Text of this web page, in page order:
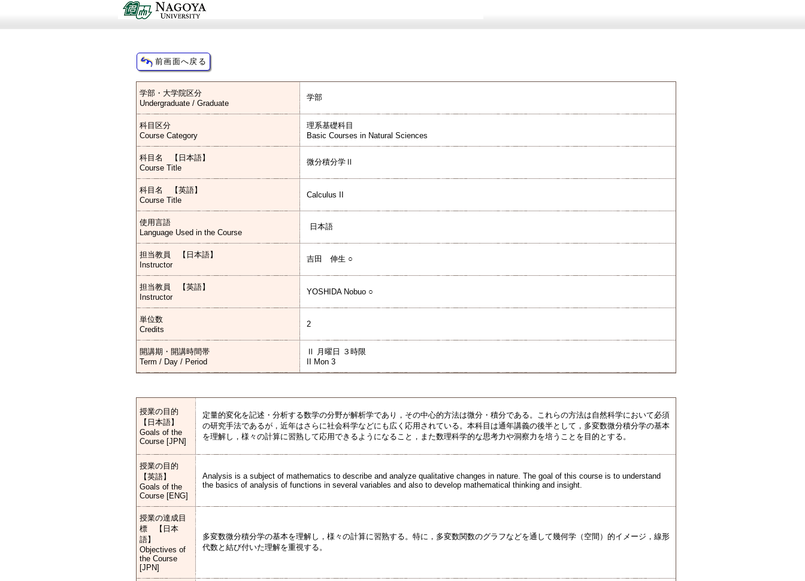
学部・大学院区分
Undergraduate / Graduate
学部
科目区分
Course Category
理系基礎科目
Basic Courses in Natural Sciences
科目名 【日本語】
Course Title
微分積分学Ⅱ
科目名 【英語】
Course Title
Calculus II
使用言語
Language Used in the Course
日本語
担当教員 【日本語】
Instructor
吉田 伸生 ○
担当教員 【英語】
Instructor
YOSHIDA Nobuo ○
単位数
Credits
2
開講期・開講時間帯
Term / Day / Period
Ⅱ 月曜日 ３時限
II Mon 3
授業の目的
【日本語】
Goals of the
Course [JPN]
定量的変化を記述・分析する数学の分野が解析学であり，その中心的方法は微分・積分である。これらの方法は自然科学において必須
の研究手法であるが，近年はさらに社会科学などにも広く応用されている。本科目は通年講義の後半として，多変数微分積分学の基本
を理解し，様々の計算に習熟して応用できるようになること，また数理科学的な思考力や洞察力を培うことを目的とする。
授業の目的
【英語】
Goals of the
Course [ENG]
Analysis is a subject of mathematics to describe and analyze qualitative changes in nature. The goal of this course is to understand
the basics of analysis of functions in several variables and also to develop mathematical thinking and insight.
授業の達成目
標 【日本
語】
Objectives of
the Course
[JPN]
多変数微分積分学の基本を理解し，様々の計算に習熟する。特に，多変数関数のグラフなどを通して幾何学（空間）的イメージ，線形
代数と結び付いた理解を重視する。